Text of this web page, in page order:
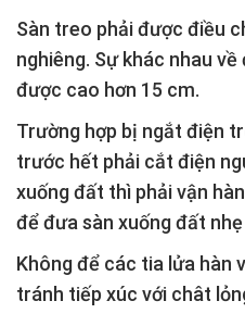
Sàn treo phải được điều
nghiêng. Sự khác nhau
được cao hơn 15 cm.
Trường hợp bị ngắt điện
trước hết phải cắt điện
xuống đất thì phải vận
để đưa sàn xuống đất
Không để các tia lửa hàn
tránh tiếp xúc với chât